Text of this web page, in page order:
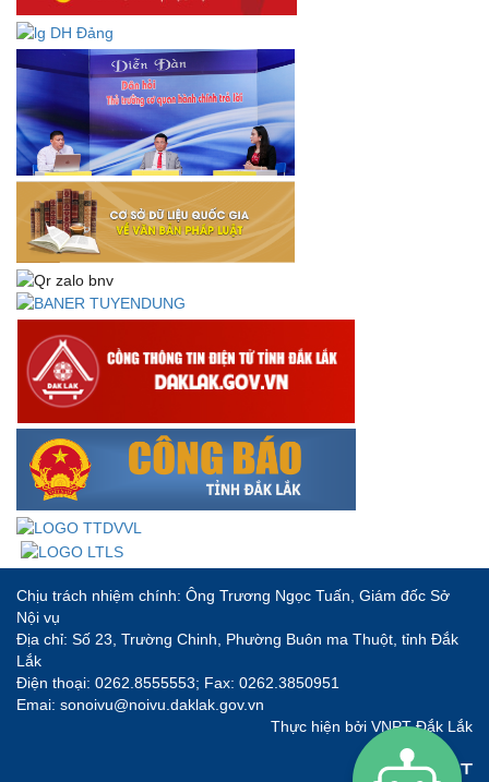
định về thành lập, tổ chức và hoạt động của tổ chức phối
hợp liên ngành
Thông báo về việc tải biểu mẫu báo cáo kết quả 06 năm
thực hiện Nghị quyết số 18-NQ/TW và Nghị quyết số 19-
NQ/TW
Thư chúc mừng của Bộ trưởng Bộ Nội vụ nhân dịp kỷ
niệm 78 năm Ngày thành lập Bộ Nội vụ, Ngày truyền
thống ngành Tổ chức nhà nước (28/8/1945-28/8/2023)
Thông báo về việc đăng tải Bộ câu hỏi và gợi ý trả lời Hội
thi dân vận khéo năm 2023
Chịu trách nhiệm chính: Ông Trương Ngọc Tuấn, Giám đốc Sở
Nội vụ
Địa chỉ: Số 23, Trường Chinh, Phường Buôn ma Thuột, tỉnh Đắk
Lắk
Điện thoại: 0262.8555553; Fax: 0262.3850951
Emai: sonoivu@noivu.daklak.gov.vn
Thực hiện bởi VNPT Đắk Lắk